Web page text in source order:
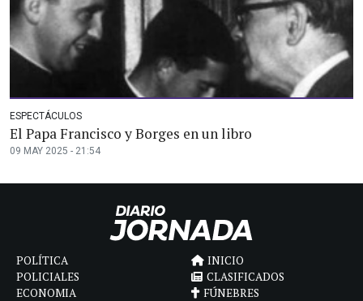
ESPECTÁCULOS
El Papa Francisco y Borges en un libro
09 MAY 2025 - 21:54
POLÍTICA
POLICIALES
ECONOMIA
INICIO
CLASIFICADOS
FÚNEBRES